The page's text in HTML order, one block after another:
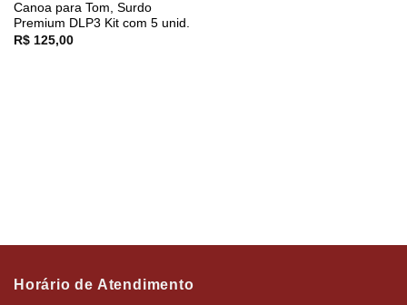
Canoa para Tom, Surdo
Premium DLP3 Kit com 5 unid.
R$125,00
Horário de Atendimento